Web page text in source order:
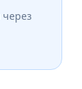
через